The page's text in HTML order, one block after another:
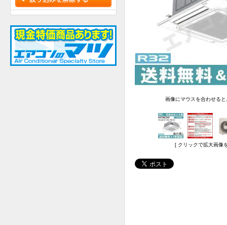
画像にマウスを合わせる
[ クリックで拡大画像